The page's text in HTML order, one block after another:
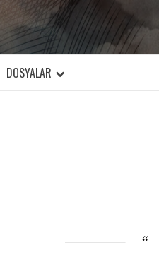
DOSYALAR